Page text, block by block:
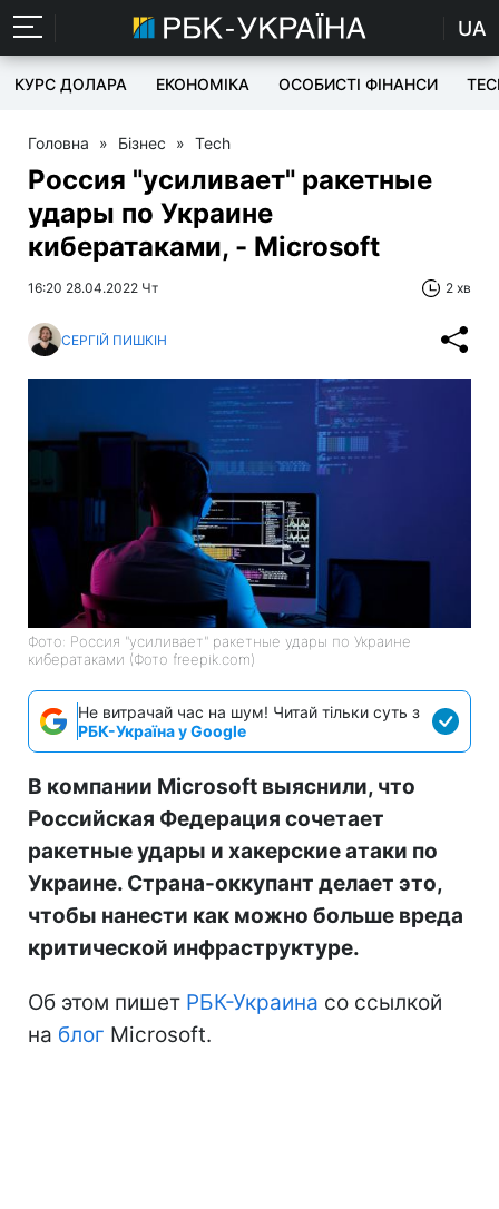
UA
КУРС ДОЛАРА ЕКОНОМІКА ОСОБИСТІ ФІНАНСИ
Головна » Бізнес » Tech
Россия "усиливает" ракетные
удары по Украине
кибератаками, - Microsoft
16:20 28.04.2022 Чт 2 хв
СЕРГІЙ ПИШКІН
Фото: Россия "усиливает" ракетные удары по Украине
кибератаками (Фото freepik.com)
Не витрачай час на шум! Читай тільки суть з
РБК-Україна у Google
В компании Microsoft выяснили, что
Российская Федерация сочетает
ракетные удары и хакерские атаки по
Украине. Страна-оккупант делает это,
чтобы нанести как можно больше вреда
критической инфраструктуре.
Об этом пишет РБК-Украина со ссылкой
на блог Microsoft.